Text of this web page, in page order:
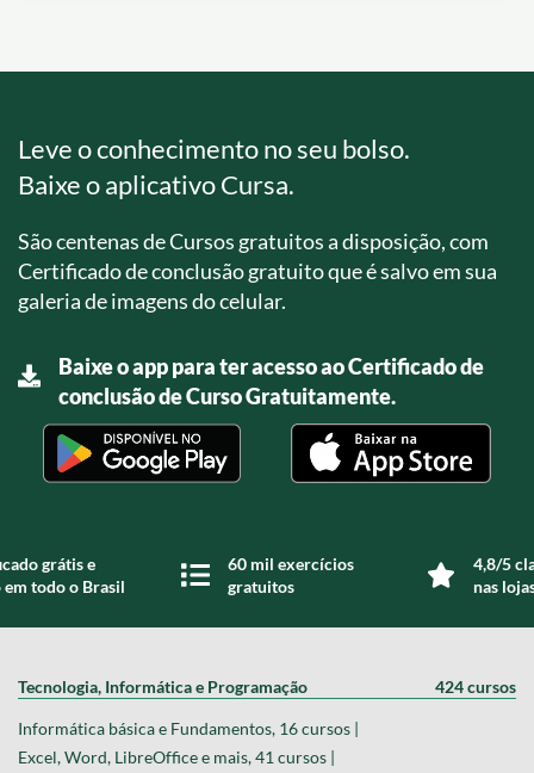
Leve o conhecimento no seu bolso.
Baixe o aplicativo Cursa.
São centenas de Cursos gratuitos a disposição, com
Certificado de conclusão gratuito que é salvo em sua
galeria de imagens do celular.
Baixe o app para ter acesso ao Certificado de
conclusão de Curso Gratuitamente.
grátis e
todo o Brasil
60 mil exercícios
gratuitos
4,8/5
nas
Tecnologia, Informática e Programação 424 cursos
Informática básica e Fundamentos, 16 cursos |
Excel, Word, LibreOffice e mais, 41 cursos |